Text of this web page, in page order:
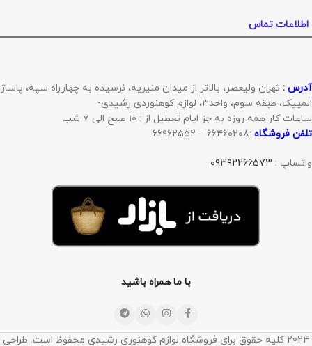
اطلاعات تماس
آدرس : تهران ولیعصر، بالاتر از میدان منیریه، نرسیده به چهارراه سپه، پاساژ
المپیک، طبقه سوم، واحد۳، لوازم کوهنوردی رشیدی-
ساعات کار همه روزه به جز ایام تعطیل از : ۱۰ صبح الی ۷ شب
تلفن فروشگاه :۶۶۴۶۰۲۰۸ – ۶۶۹۶۲۵۵۲
واتساپ : ۰۹۳۹۲۲۶۶۵۷۳
با ما همراه باشید
2024 کلیه حقوق برای فروشگاه لوازم کوهنوری رشیدی محفوظ است. طراحی